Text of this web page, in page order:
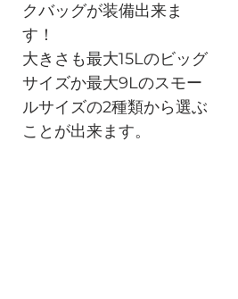
クバッグが装備出来ま
す！
大きさも最大15Lのビッグ
サイズか最大9Lのスモー
ルサイズの2種類から選ぶ
ことが出来ます。